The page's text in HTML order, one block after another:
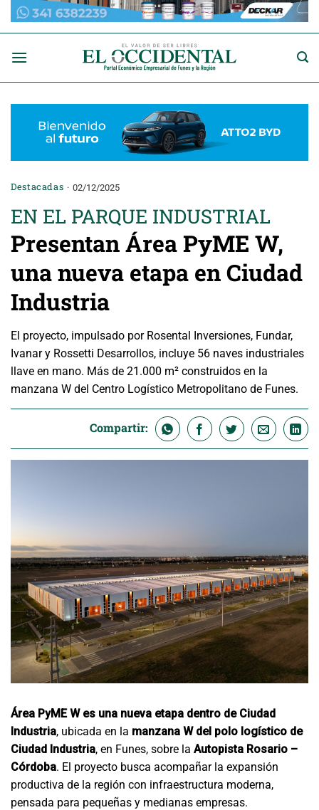
Saltar
Destacadas 02/12/2025
EN EL PARQUE INDUSTRIAL
Presentan Área PyME W,
una nueva etapa en Ciudad
Industria
El proyecto, impulsado por Rosental Inversiones, Fundar,
Ivanar y Rossetti Desarrollos, incluye 56 naves industriales
llave en mano. Más de 21.000 m² construidos en la
manzana W del Centro Logístico Metropolitano de Funes.
Compartir:
Área PyME W es una nueva etapa dentro de Ciudad
Industria, ubicada en la manzana W del polo logístico de
Ciudad Industria, en Funes, sobre la Autopista Rosario –
Córdoba. El proyecto busca acompañar la expansión
productiva de la región con infraestructura moderna,
pensada para pequeñas y medianas empresas.